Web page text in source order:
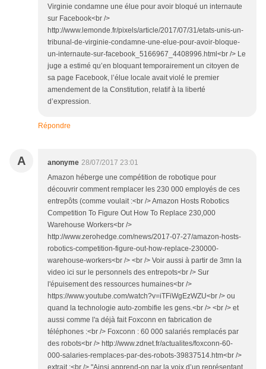
Virginie condamne une élue pour avoir bloqué un internaute
sur Facebook<br />
http://www.lemonde.fr/pixels/article/2017/07/31/etats-unis-un-
tribunal-de-virginie-condamne-une-elue-pour-avoir-bloque-
un-internaute-sur-facebook_5166967_4408996.html<br /> Le
juge a estimé qu’en bloquant temporairement un citoyen de
sa page Facebook, l’élue locale avait violé le premier
amendement de la Constitution, relatif à la liberté
d’expression.
Répondre
A anonyme 28/07/2017 23:01
Amazon héberge une compétition de robotique pour
découvrir comment remplacer les 230 000 employés de ces
entrepôts (comme voulait :<br /> Amazon Hosts Robotics
Competition To Figure Out How To Replace 230,000
Warehouse Workers<br />
http://www.zerohedge.com/news/2017-07-27/amazon-hosts-
robotics-competition-figure-out-how-replace-230000-
warehouse-workers<br /> <br /> Voir aussi à partir de 3mn la
video ici sur le personnels des entrepots<br /> Sur
l'épuisement des ressources humaines<br />
https://www.youtube.com/watch?v=iTFiWgEzWZU<br /> ou
quand la technologie auto-zombifie les gens.<br /> <br /> et
aussi comme l'a déjà fait Foxconn en fabrication de
téléphones :<br /> Foxconn : 60 000 salariés remplacés par
des robots<br /> http://www.zdnet.fr/actualites/foxconn-60-
000-salaries-remplaces-par-des-robots-39837514.htm<br />
extrait :<br /> "Ainsi apprend-on par la voix d’un représentant